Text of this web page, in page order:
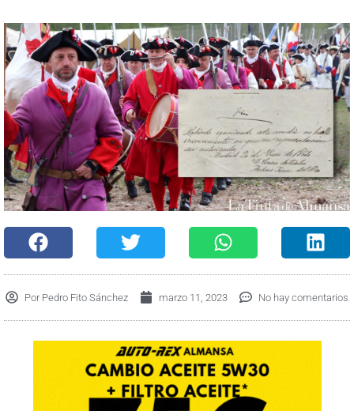
Por Pedro Fito Sánchez marzo 11, 2023 No hay comentarios